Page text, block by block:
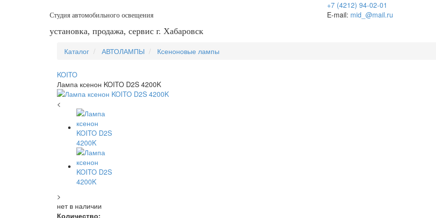
Студия автомобильного освещения
установка, продажа, сервис г. Хабаровск
+7 (4212) 94-02-01
E-mail: mid_@mail.ru
Каталог АВТОЛАМПЫ Ксеноновые лампы
KOITO
Лампа ксенон KOITO D2S 4200K
<
>
нет в наличии
Количество: